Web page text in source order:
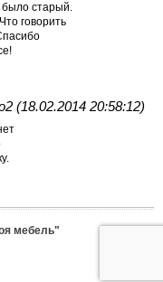
было старый.
говорить
(18.02.2014 20:58:12)
мебель"